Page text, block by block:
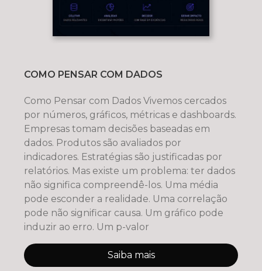
COMO PENSAR COM DADOS
Como Pensar com Dados Vivemos cercados
por números, gráficos, métricas e dashboards.
Empresas tomam decisões baseadas em
dados. Produtos são avaliados por
indicadores. Estratégias são justificadas por
relatórios. Mas existe um problema: ter dados
não significa compreendê-los. Uma média
pode esconder a realidade. Uma correlação
pode não significar causa. Um gráfico pode
induzir ao erro. Um p-valor
Saiba mais